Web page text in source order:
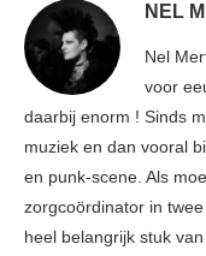
NEL
Nel
voor
daarbij enorm ! Sinds
muziek en dan vooral
en punk-scene. Als
zorgcoördinator in
heel belangrijk stuk